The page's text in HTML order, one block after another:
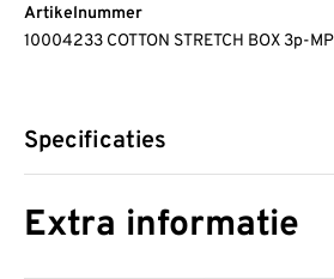
Artikelnummer
10004233 COTTON STRETCH BOX 3p-
Specificaties
Extra informatie